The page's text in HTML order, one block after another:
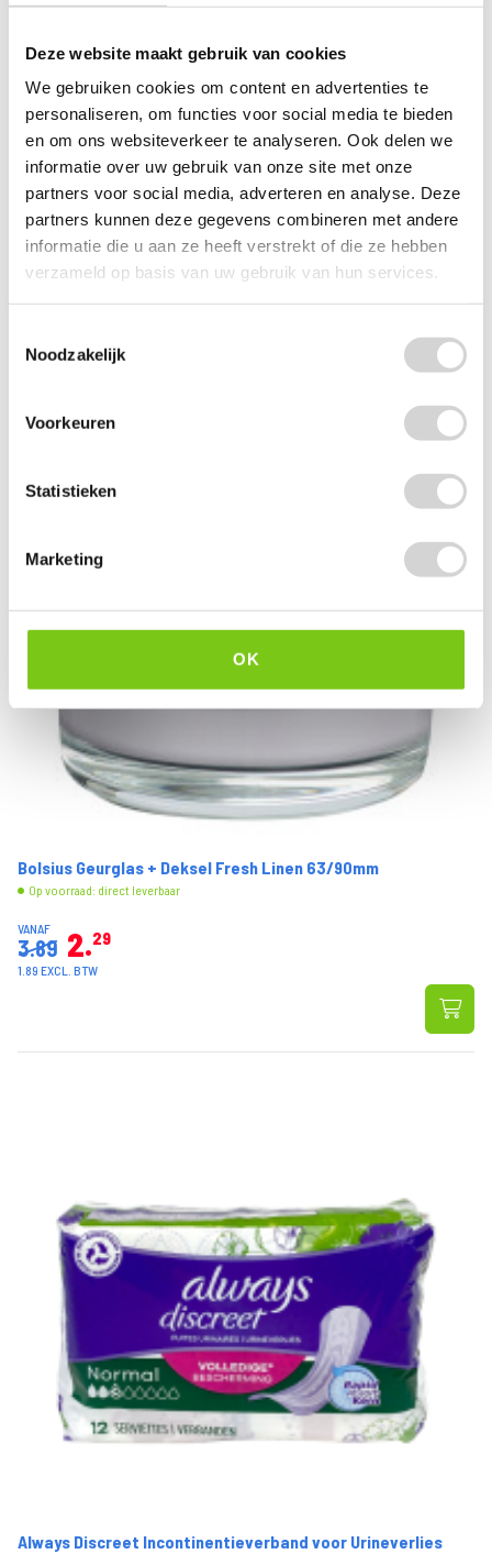
Deze website maakt gebruik van cookies
We gebruiken cookies om content en advertenties te
personaliseren, om functies voor social media te bieden
en om ons websiteverkeer te analyseren. Ook delen we
informatie over uw gebruik van onze site met onze
partners voor social media, adverteren en analyse. Deze
partners kunnen deze gegevens combineren met andere
informatie die u aan ze heeft verstrekt of die ze hebben
verzameld op basis van uw gebruik van hun services.
Noodzakelijk
Voorkeuren
Statistieken
Marketing
OK
Carolin Spray Ultra Ontvetter Citroen 650ml
Op voorraad: direct leverbaar
VANAF
5.29 2 89
Bolsius Geurglas + Deksel Fresh Linen 63/90mm
Op voorraad: direct leverbaar
VANAF
3.89 2 29
1.89 EXCL. BTW
Always Discreet Incontinentieverband voor Urineverlies